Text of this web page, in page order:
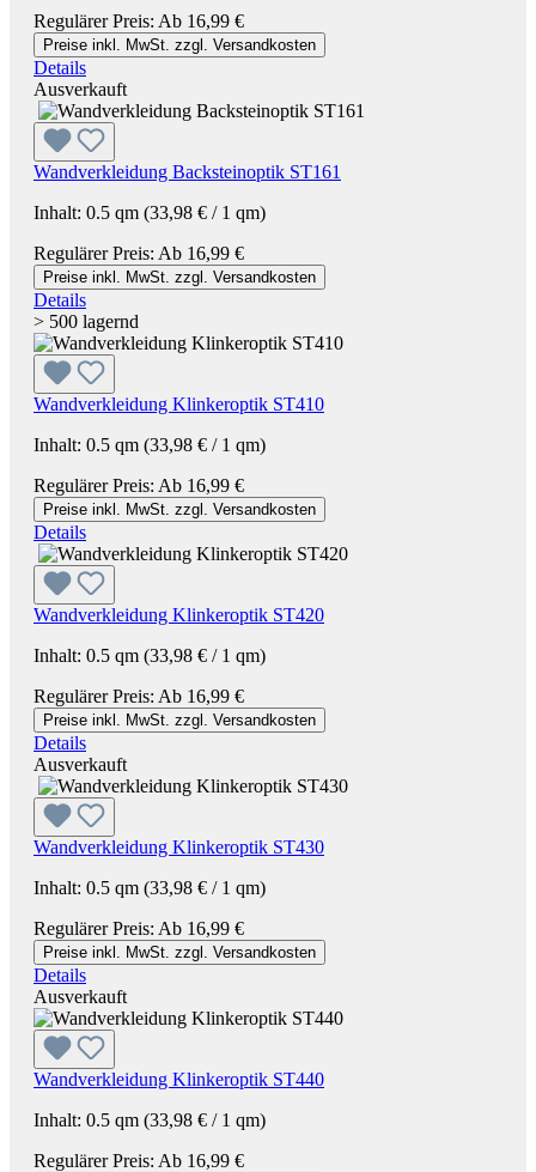
Regulärer Preis: Ab 16,99 €
Preise inkl. MwSt. zzgl. Versandkosten
Details
Ausverkauft
Wandverkleidung Backsteinoptik ST161
Inhalt: 0.5 qm (33,98 € / 1 qm)
Regulärer Preis: Ab 16,99 €
Preise inkl. MwSt. zzgl. Versandkosten
Details
> 500 lagernd
Wandverkleidung Klinkeroptik ST410
Inhalt: 0.5 qm (33,98 € / 1 qm)
Regulärer Preis: Ab 16,99 €
Preise inkl. MwSt. zzgl. Versandkosten
Details
Wandverkleidung Klinkeroptik ST420
Inhalt: 0.5 qm (33,98 € / 1 qm)
Regulärer Preis: Ab 16,99 €
Preise inkl. MwSt. zzgl. Versandkosten
Details
Ausverkauft
Wandverkleidung Klinkeroptik ST430
Inhalt: 0.5 qm (33,98 € / 1 qm)
Regulärer Preis: Ab 16,99 €
Preise inkl. MwSt. zzgl. Versandkosten
Details
Ausverkauft
Wandverkleidung Klinkeroptik ST440
Inhalt: 0.5 qm (33,98 € / 1 qm)
Regulärer Preis: Ab 16,99 €